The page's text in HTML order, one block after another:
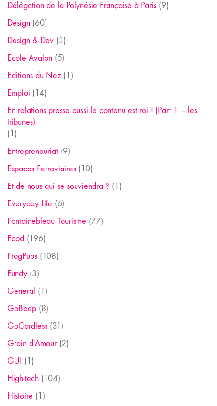
Délégation de la Polynésie Française à Paris (9)
Design (60)
Design & Dev (3)
Ecole Avalon (5)
Editions du Nez (1)
Emploi (14)
En relations presse aussi le contenu est roi ! (Part 1 – les
tribunes)
(1)
Entrepreneuriat (9)
Espaces Ferroviaires (10)
Et de nous qui se souviendra ? (1)
Everyday Life (6)
Fontainebleau Tourisme (77)
Food (196)
FrogPubs (108)
Fundy (3)
General (1)
GoBeep (8)
GoCardless (31)
Grain d'Amour(2)
GUI (1)
High-tech (104)
Histoire (1)